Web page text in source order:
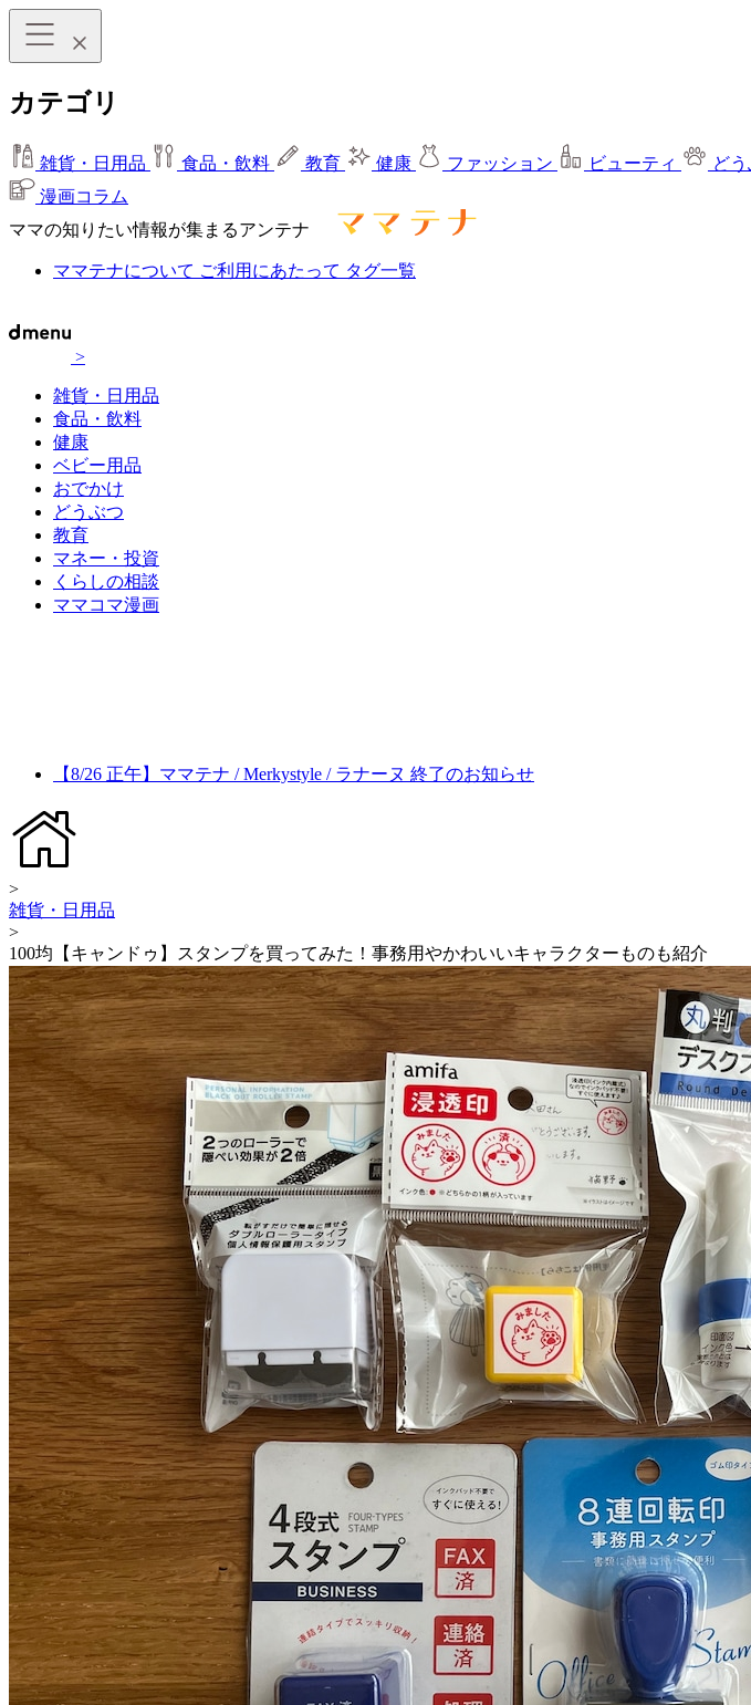
カテゴリ
雑貨・日用品 食品・飲料 教育 健康 ファッション ビューティ ど
漫画コラム
ママの知りたい情報が集まるアンテナ
ママテナについて ご利用にあたって タグ一覧
>
雑貨・日用品
食品・飲料
健康
ベビー用品
おでかけ
どうぶつ
教育
マネー・投資
くらしの相談
ママコマ漫画
【8/26 正午】ママテナ / Merkystyle / ラナーヌ 終了のお知らせ
>
雑貨・日用品
>
100均【キャンドゥ】スタンプを買ってみた！事務用やかわいいキャラクターものも紹介